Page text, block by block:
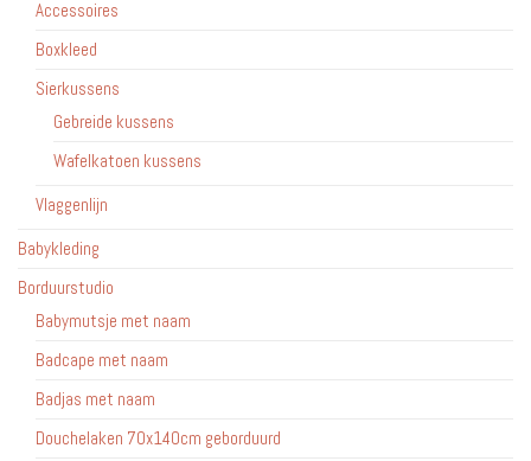
Accessoires
Boxkleed
Sierkussens
Gebreide kussens
Wafelkatoen kussens
Vlaggenlijn
Babykleding
Borduurstudio
Babymutsje met naam
Badcape met naam
Badjas met naam
Douchelaken 70x140cm geborduurd